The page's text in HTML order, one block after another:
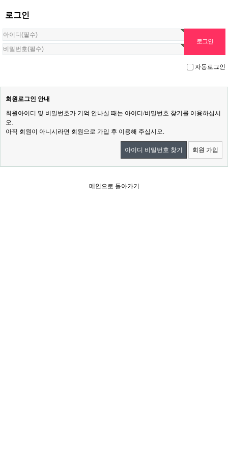
로그인
자동로그인
회원로그인 안내
회원아이디 및 비밀번호가 기억 안나실 때는 아이디/비밀번호 찾기를 이용하십시
오.
아직 회원이 아니시라면 회원으로 가입 후 이용해 주십시오.
아이디 비밀번호 찾기 회원 가입
메인으로 돌아가기